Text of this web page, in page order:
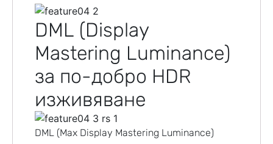
DML (Display
Mastering Luminance)
за по-добро HDR
изживяване
DML (Max Display Mastering Luminance)